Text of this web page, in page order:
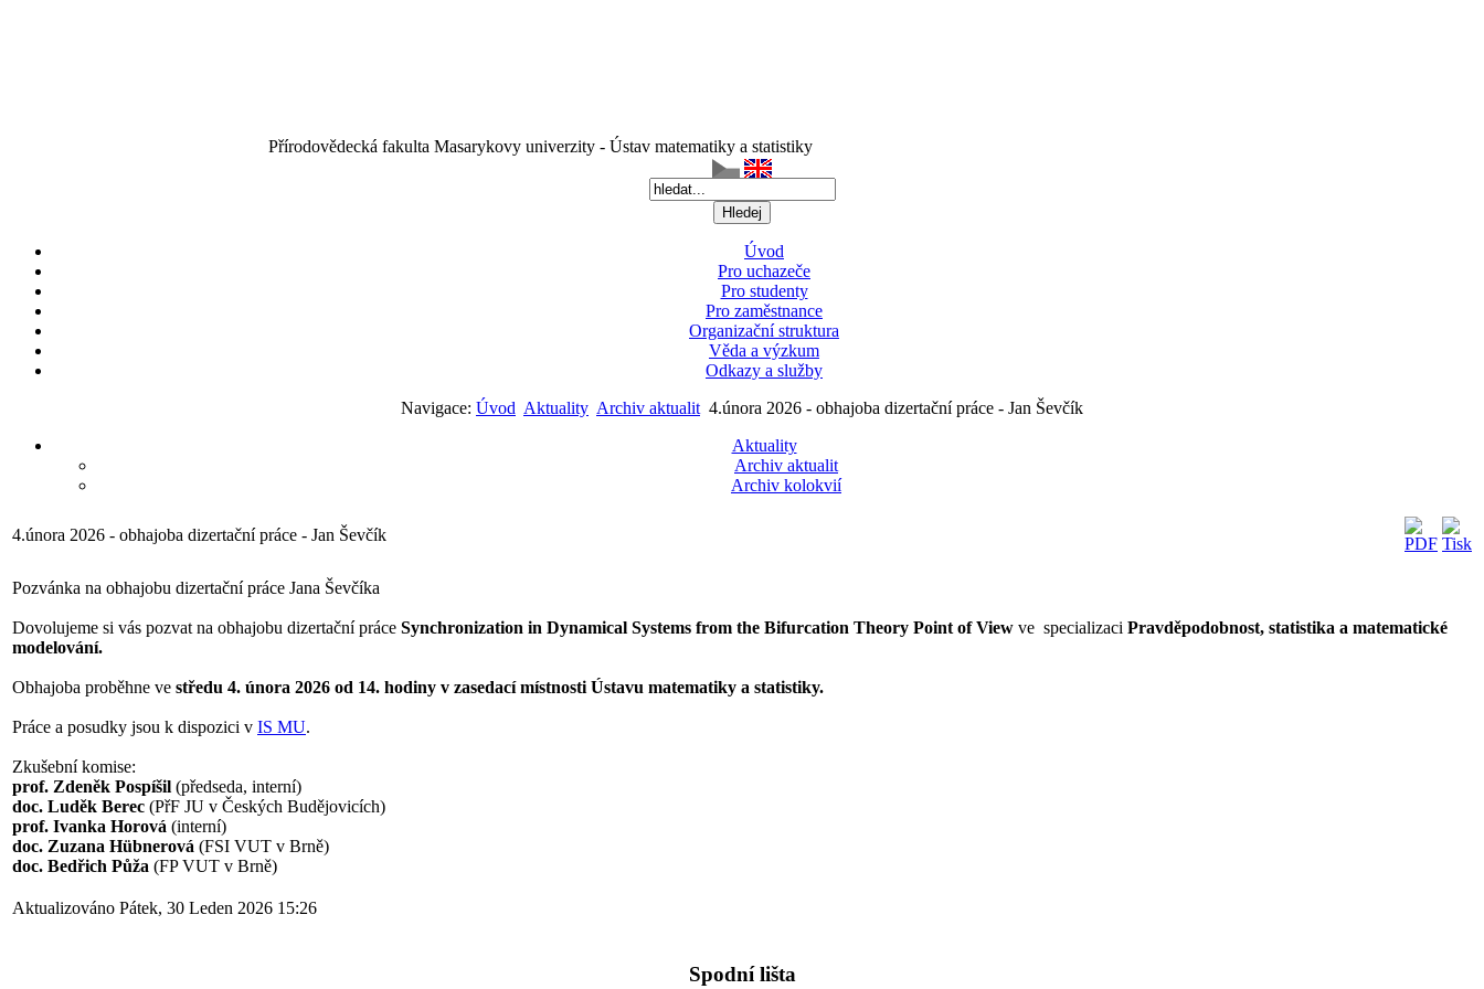
Přírodovědecká fakulta Masarykovy univerzity - Ústav matematiky a statistiky
Úvod
Pro uchazeče
Pro studenty
Pro zaměstnance
Organizační struktura
Věda a výzkum
Odkazy a služby
Navigace: Úvod Aktuality Archiv aktualit 4.února 2026 - obhajoba dizertační práce - Jan Ševčík
Aktuality
Archiv aktualit
Archiv kolokvií
4.února 2026 - obhajoba dizertační práce - Jan Ševčík
Pozvánka na obhajobu dizertační práce Jana Ševčíka
Dovolujeme si vás pozvat na obhajobu dizertační práce Synchronization in Dynamical Systems from the Bifurcation Theory Point of View ve specializaci Pravděpodobnost, statistika a matematické
modelování.
Obhajoba proběhne ve středu 4. února 2026 od 14. hodiny v zasedací místnosti Ústavu matematiky a statistiky.
Práce a posudky jsou k dispozici v IS MU.
Zkušební komise:
prof. Zdeněk Pospíšil (předseda, interní)
doc. Luděk Berec (PřF JU v Českých Budějovicích)
prof. Ivanka Horová (interní)
doc. Zuzana Hübnerová (FSI VUT v Brně)
doc. Bedřich Půža (FP VUT v Brně)
Aktualizováno Pátek, 30 Leden 2026 15:26
Spodní lišta